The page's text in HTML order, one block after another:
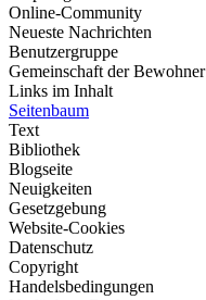
Online-Community
Neueste Nachrichten
Benutzergruppe
Gemeinschaft der Bewohner
Links im Inhalt
Seitenbaum
Text
Bibliothek
Blogseite
Neuigkeiten
Gesetzgebung
Website-Cookies
Datenschutz
Copyright
Handelsbedingungen